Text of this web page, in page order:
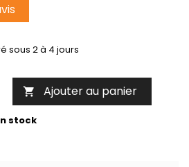
sous 2 à 4 jours
 Ajouter au panier
stock